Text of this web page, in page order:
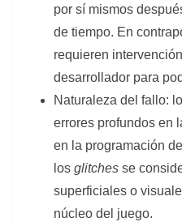
por sí mismos
de tiempo. En
requieren
desarrollador para
Naturaleza del fallo:
errores profundos en
en la programación
los glitches se
superficiales o
núcleo del juego.